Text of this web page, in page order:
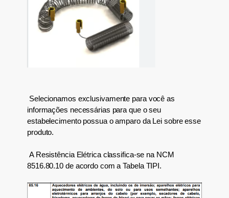
Selecionamos exclusivamente para você as
informações necessárias para que o seu
estabelecimento possua o amparo da Lei sobre esse
produto.
AResistência Elétrica classifica-se na NCM
8516.80.10 de acordo com a Tabela TIPI.